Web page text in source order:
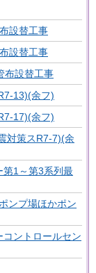
設替工事
設替工事
布設替工事
13)(余フ)
17)(余フ)
対策スR7-7)(余
第1～第3系列最
ンプ場ほかポン
コントロールセン